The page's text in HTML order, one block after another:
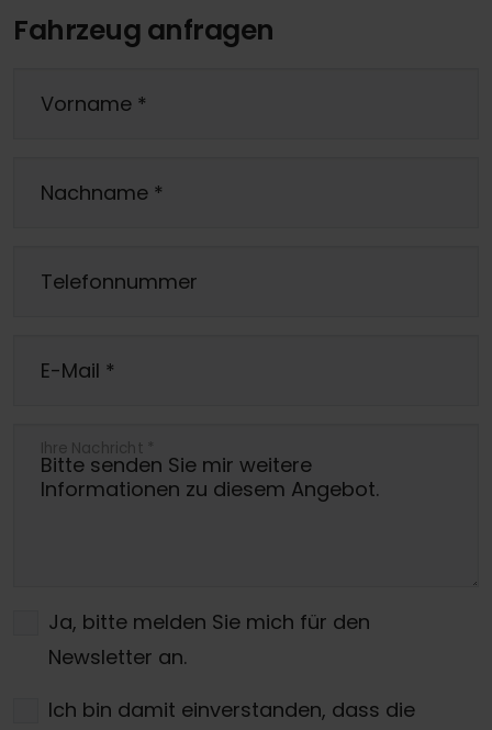
Fahrzeug anfragen
Vorname *
Nachname *
Telefonnummer
E-Mail *
Ihre Nachricht *
Ja, bitte melden Sie mich für den
Newsletter an.
Ich bin damit einverstanden, dass die